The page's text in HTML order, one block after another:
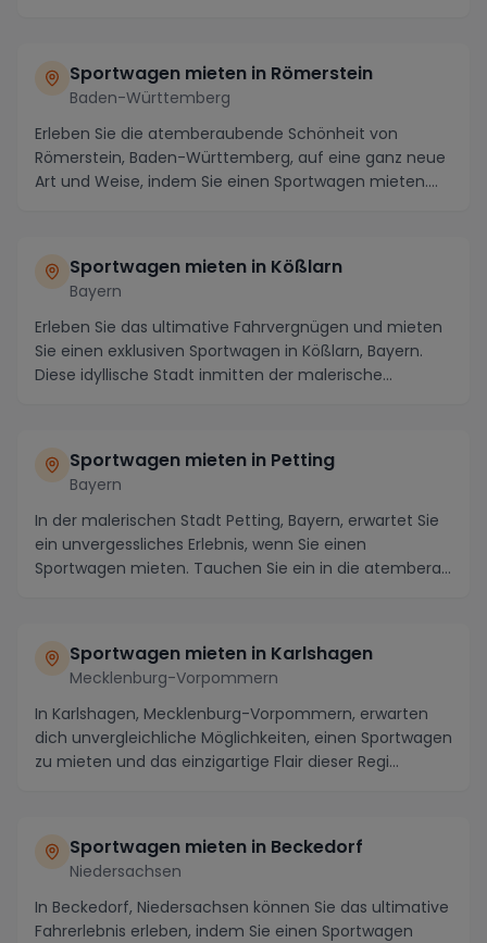
Sportwagen mieten in Römerstein
Baden-Württemberg
Erleben Sie die atemberaubende Schönheit von
Römerstein, Baden-Württemberg, auf eine ganz neue
Art und Weise, indem Sie einen Sportwagen mieten.
Sportwagen mieten in Kößlarn
Bayern
Erleben Sie das ultimative Fahrvergnügen und mieten
Sie einen exklusiven Sportwagen in Kößlarn, Bayern.
Diese idyllische Stadt inmitten der malerische...
Sportwagen mieten in Petting
Bayern
In der malerischen Stadt Petting, Bayern, erwartet Sie
ein unvergessliches Erlebnis, wenn Sie einen
Sportwagen mieten. Tauchen Sie ein in die atembera...
Sportwagen mieten in Karlshagen
Mecklenburg-Vorpommern
In Karlshagen, Mecklenburg-Vorpommern, erwarten
dich unvergleichliche Möglichkeiten, einen Sportwagen
zu mieten und das einzigartige Flair dieser Regi...
Sportwagen mieten in Beckedorf
Niedersachsen
In Beckedorf, Niedersachsen können Sie das ultimative
Fahrerlebnis erleben, indem Sie einen Sportwagen